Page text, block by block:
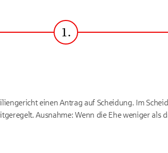
Schritt
1.
einen Antrag auf Scheidung. Im
Ausnahme: Wenn die Ehe weniger als